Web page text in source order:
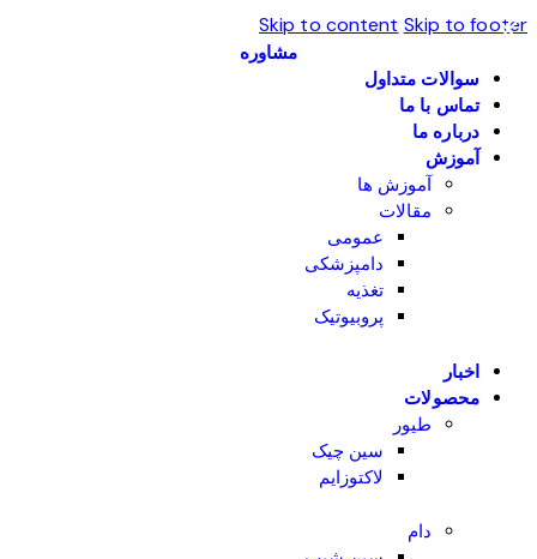
Skip to content Skip to footer
مشاوره
سوالات متداول
تماس با ما
درباره ما
آموزش
آموزش ها
مقالات
عمومی
دامپزشکی
تغذیه
پروبیوتیک
اخبار
محصولات
طیور
سین چیک
لاکتوزایم
دام